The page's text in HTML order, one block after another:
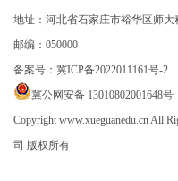
地址：河北省石家庄市裕华区师大
邮编：050000
备案号： 冀ICP备2022011161号-2
冀公网安备 13010802001648号
Copyright www.xueguanedu.cn All
司 版权所有